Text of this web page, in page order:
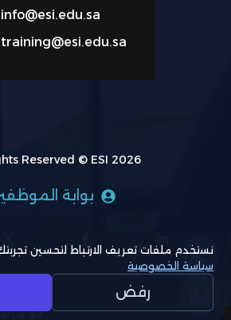
info@esi.edu.sa
training@esi.edu.sa
Reserved © ESI 2026
بوابة
نستخدم ملفات تعريف الارتباط لتحسين
سياسة الخصوصية
رفض